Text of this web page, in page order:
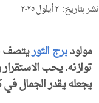
نشر بتاريخ: ٢ أيلول ٢٠٢٥
مولودبرج الثوريتصف
توازنه. يحب
يجعله يقدر الجمال